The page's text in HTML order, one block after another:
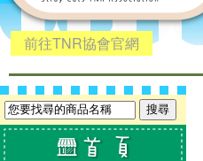
前往TNR協會官網